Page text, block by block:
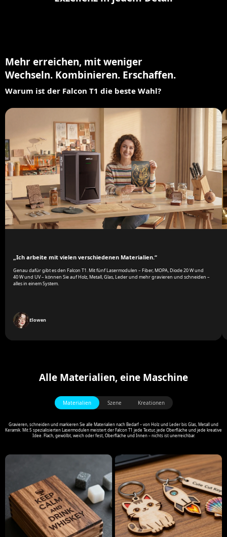
Mehr erreichen, mit weniger
Wechseln. Kombinieren. Erschaffen.
Warum ist der Falcon T1 die beste Wahl?
„Ich arbeite mit vielen verschiedenen Materialien.“
Genau dafür gibt es den Falcon T1. Mit fünf Lasermodulen – Fiber, MOPA, Diode 20 W und
40 W und UV – können Sie auf Holz, Metall, Glas, Leder und mehr gravieren und schneiden –
alles in einem System.
Elowen
Alle Materialien, eine Maschine
Materialien Szene Kreationen
Gravieren, schneiden und markieren Sie alle Materialien nach Bedarf – von Holz und Leder bis Glas, Metall und
Keramik. Mit 5 spezialisierten Lasermodulen meistert der Falcon T1 jede Textur, jede Oberfläche und jede kreative
Idee. Flach, gewölbt, weich oder fest, Oberfläche und Innen – nichts ist unerreichbar.